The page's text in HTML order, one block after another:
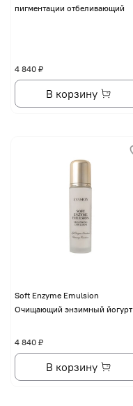
пигментации отбеливающий
4 840 ₽
В корзину
Soft Enzyme Emulsion
Очищающий энзимный йогурт
4 840 ₽
В корзину